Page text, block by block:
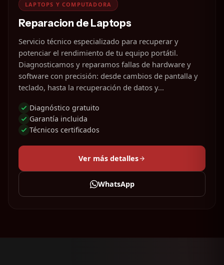
LAPTOPS Y COMPUTADORA
Reparacion de Laptops
Servicio técnico especializado para recuperar y
potenciar el rendimiento de tu equipo portátil.
Diagnosticamos y reparamos fallas de hardware y
software con precisión: desde cambios de pantalla y
teclado, hasta la recuperación de datos y...
Diagnóstico gratuito
Garantía incluida
Técnicos certificados
Ver más detalles
WhatsApp